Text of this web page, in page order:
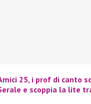
25, i prof di canto
e scoppia la lite